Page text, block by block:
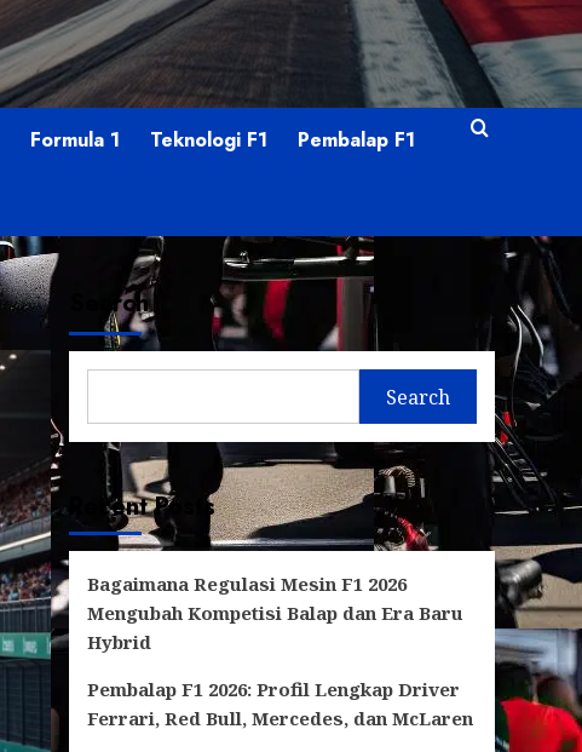
Formula 1 Teknologi F1 Pembalap F1
Search
Search
Recent Posts
Bagaimana Regulasi Mesin F1 2026
Mengubah Kompetisi Balap dan Era Baru
Hybrid
Pembalap F1 2026: Profil Lengkap Driver
Ferrari, Red Bull, Mercedes, dan McLaren